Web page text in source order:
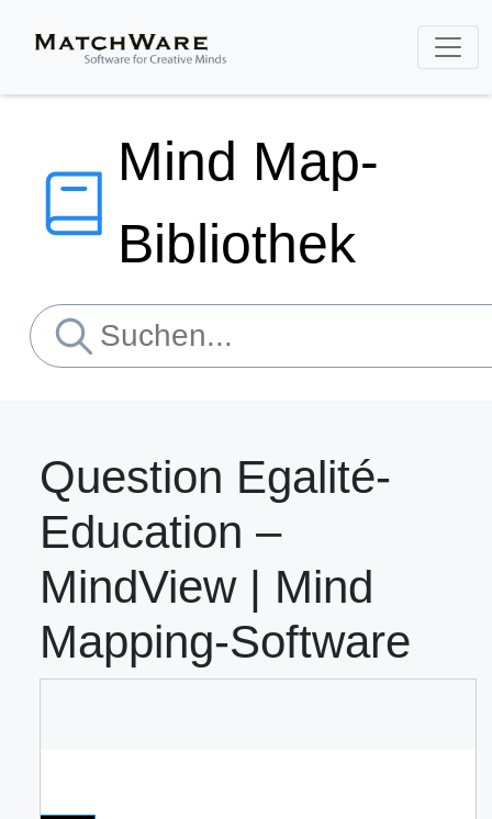
Mind Map-
Bibliothek
Question Egalité-
Education –
MindView | Mind
Mapping-Software